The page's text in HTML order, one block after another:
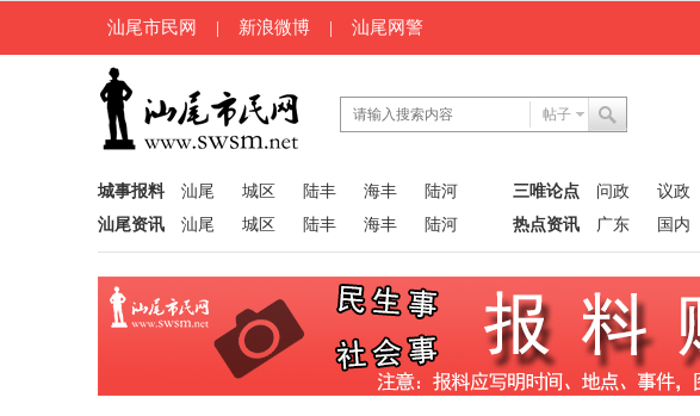
汕尾市民网 | 新浪微博 | 汕尾网警
帖子
城事报料 汕尾 城区 陆丰 海丰
陆河
汕尾资讯
汕尾 城区 陆丰 海丰 陆河
三唯论点 问政 议政
热点资讯
广东 国内